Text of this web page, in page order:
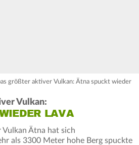
größter aktiver Vulkan: Ätna spuckt wieder
Vulkan:
LAVA
Vulkan Ätna hat sich
als 3300 Meter hohe Berg spuckte